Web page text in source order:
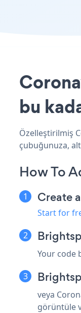
bu
Özelleştirilmiş
çubuğunuza,
How To
Create
Start for
Your code
veya
görüntüle